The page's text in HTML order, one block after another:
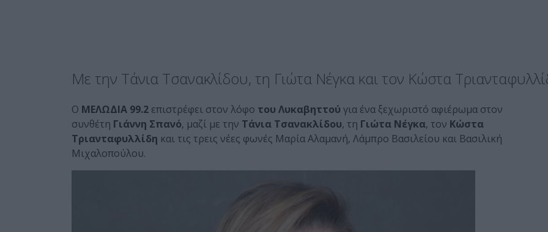
Με την Τάνια Τσανακλίδου, τη Γιώτα Νέγκα και τον Κώστα
Ο ΜΕΛΩΔΙΑ 99.2 επιστρέφει στον λόφο του Λυκαβηττού για ένα ξεχωριστό αφιέρωμα στον
συνθέτη Γιάννη Σπανό, μαζί με την Τάνια Τσανακλίδου, τη Γιώτα Νέγκα, τον Κώστα
Τριανταφυλλίδη και τις τρεις νέες φωνές Μαρία Αλαμανή, Λάμπρο Βασιλείου και Βασιλική
Μιχαλοπούλου.